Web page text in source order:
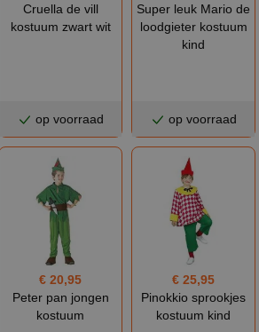
Cruella de vill
kostuum zwart wit
op voorraad
Super leuk Mario de
loodgieter kostuum
kind
op voorraad
€ 20,95
Peter pan jongen
kostuum
€ 25,95
Pinokkio sprookjes
kostuum kind